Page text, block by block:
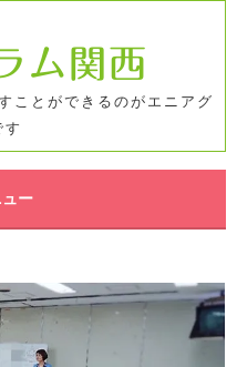
ム関西
ことができるのがエニアグ
す
ー